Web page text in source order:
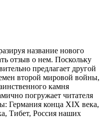
название нового
отзыв о нем. Поскольку
предлагает другой
второй мировой войны,
камня
погружает читателя
Германия конца XIX века,
Тибет, Россия наших